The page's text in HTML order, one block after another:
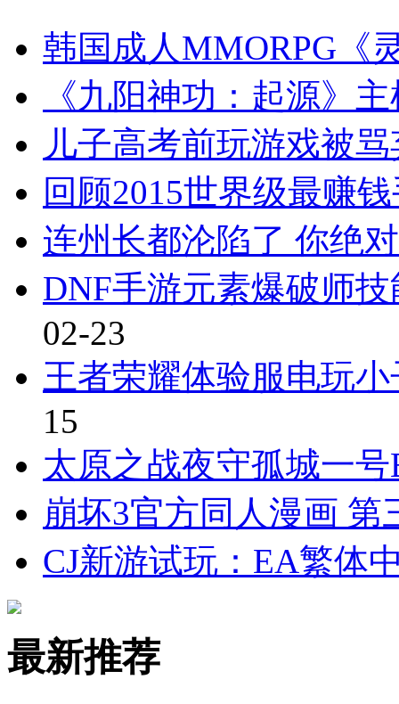
韩国成人MMORPG《
《九阳神功：起源》
儿子高考前玩游戏被
回顾2015世界级最赚
连州长都沦陷了 你绝
DNF手游元素爆破师
02-23
王者荣耀体验服电玩
15
太原之战夜守孤城一
崩坏3官方同人漫画
CJ新游试玩：EA繁体
最新推荐